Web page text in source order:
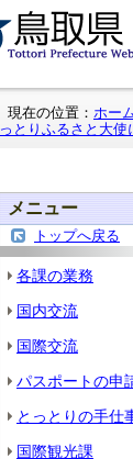
現在の位置： ホー
っとりふるさと大使
メニュー
トップへ戻る
各課の業務
国内交流
国際交流
パスポートの申
とっとりの手仕
国際観光課